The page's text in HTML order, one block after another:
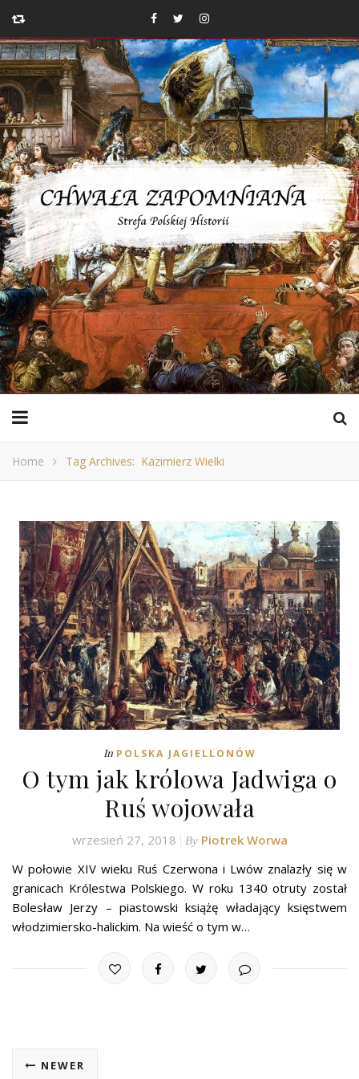
Home Tag Archives: Kazimierz Wielki
In POLSKA JAGIELLONÓW
O tym jak królowa Jadwiga o
Ruś wojowała
wrzesień 27, 2018 By Piotrek Worwa
W połowie XIV wieku Ruś Czerwona i Lwów znalazły się w
granicach Królestwa Polskiego. W roku 1340 otruty został
Bolesław Jerzy – piastowski książę władający księstwem
włodzimiersko-halickim. Na wieść o tym w…
NEWER